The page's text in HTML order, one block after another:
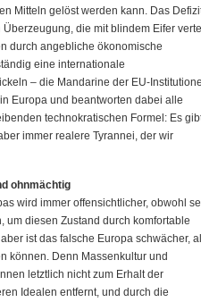
Mitteln gelöst werden kann. Das
die mit blindem Eifer
durch angebliche ökonomische
eine internationale
– die Mandarine der EU-
Europa und beantworten dabei alle
technokratischen Formel: Es
immer realere Tyrannei, der wir
ohnmächtig
wird immer offensichtlicher, obwohl
um diesen Zustand durch komfortable
ist das falsche Europa schwächer,
können. Denn Massenkultur und
letztlich nicht zum Erhalt der
Idealen entfernt, und durch die